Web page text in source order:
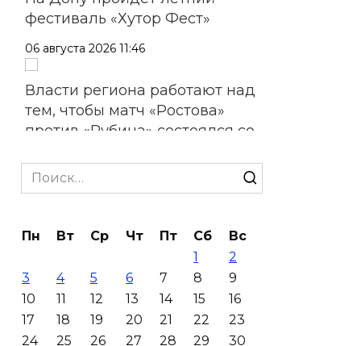
фестиваль «Хутор Фест»
06 августа 2026 11:46
Власти региона работают над
тем, чтобы матч «Ростова»
против «Рубина» состоялся со
06 августа 2026 11:45
из-за урагана пострадал
планируют завершить в
течение недели
06 августа 2026 10:23
Search
for:
Пн Вт Ср Чт Пт Сб
Вс
1
2
3
4 5 6 7 8
9
10
11 12 13 14 15
16
17
18 19 20 21 22
23
24
25 26 27 28 29
30